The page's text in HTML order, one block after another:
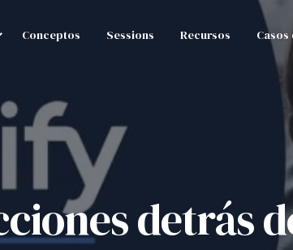
Conceptos Sessions Recursos
detrás